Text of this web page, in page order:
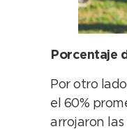
Porcentaje
Por otro
el 60%
arrojaron